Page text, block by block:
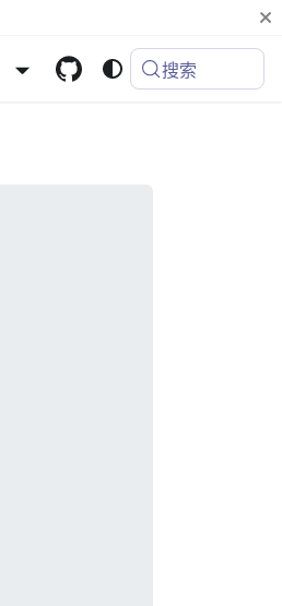
搜索